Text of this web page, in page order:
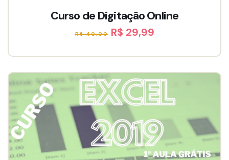
Curso de Digitação Online
R$ 40,00 R$ 29,99